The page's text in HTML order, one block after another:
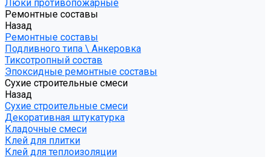
Люки противопожарные
Ремонтные составы
Назад
Ремонтные составы
Подливного типа \ Анкеровка
Тиксотропный состав
Эпоксидные ремонтные составы
Сухие строительные смеси
Назад
Сухие строительные смеси
Декоративная штукатурка
Кладочные смеси
Клей для плитки
Клей для теплоизоляции